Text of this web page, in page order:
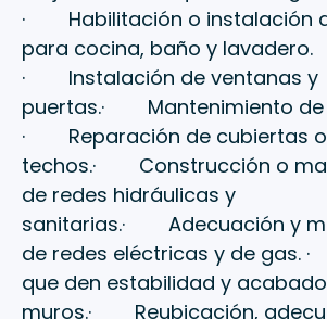
· Habilitación o instalación
para cocina, baño y lavadero.
· Instalación de ventanas y
puertas.· Mantenimiento de
· Reparación de cubiertas o
techos.· Construcción o
de redes hidráulicas y
sanitarias.· Adecuación y
de redes eléctricas y de gas.
que den estabilidad y
muros.· Reubicación,